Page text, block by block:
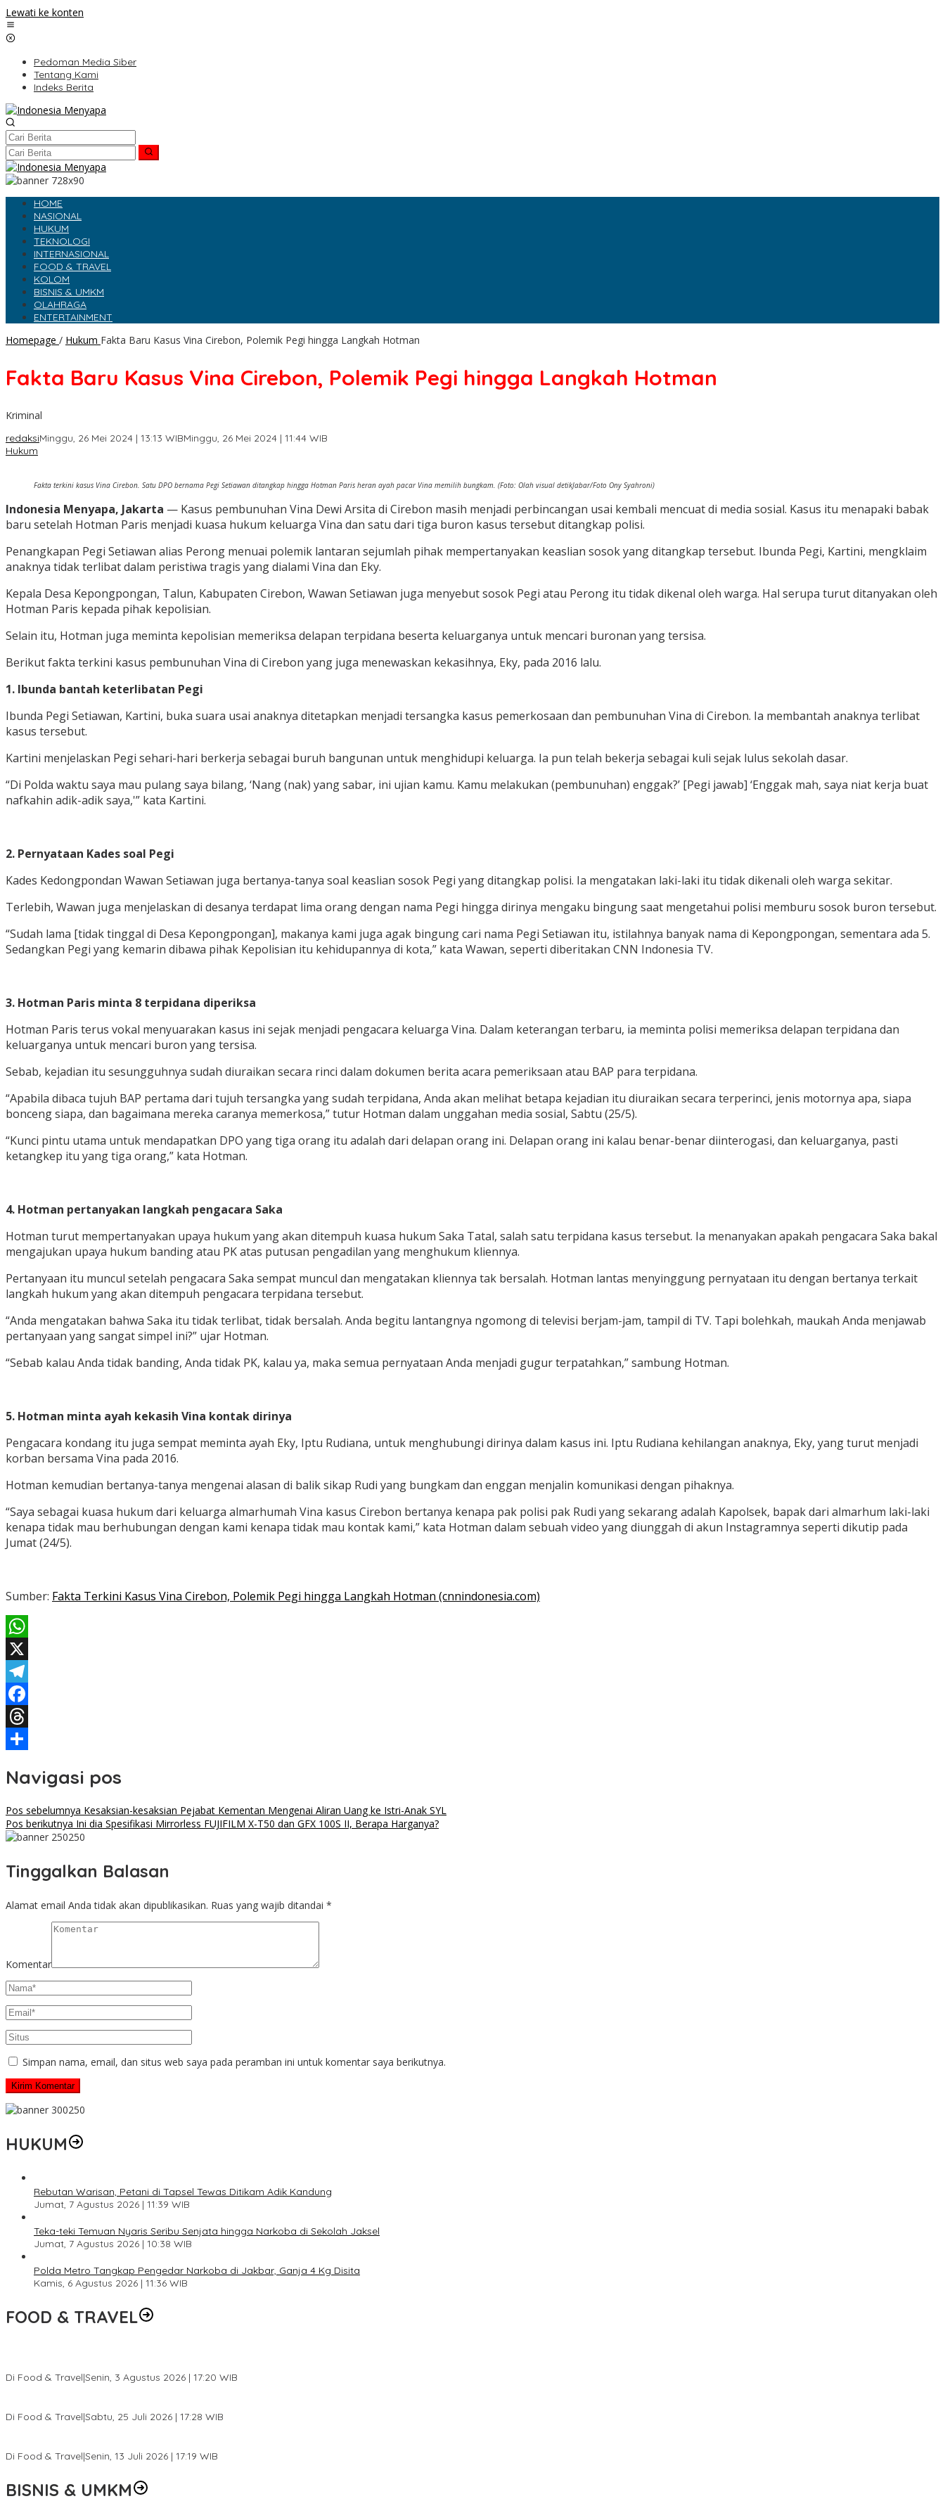
Lewati ke konten
Pedoman Media Siber
Tentang Kami
Indeks Berita
HOME
NASIONAL
HUKUM
TEKNOLOGI
INTERNASIONAL
FOOD & TRAVEL
KOLOM
BISNIS & UMKM
OLAHRAGA
ENTERTAINMENT
Homepage / Hukum Fakta Baru Kasus Vina Cirebon, Polemik Pegi hingga Langkah Hotman
Fakta Baru Kasus Vina Cirebon, Polemik Pegi hingga Langkah Hotman
Kriminal
redaksiMinggu, 26 Mei 2024 | 13:13 WIBMinggu, 26 Mei 2024 | 11:44 WIB
Hukum
Fakta terkini kasus Vina Cirebon. Satu DPO bernama Pegi Setiawan ditangkap hingga Hotman Paris heran ayah pacar Vina memilih bungkam. (Foto: Olah visual detikJabar/Foto Ony Syahroni)
Indonesia Menyapa, Jakarta — Kasus pembunuhan Vina Dewi Arsita di Cirebon masih menjadi perbincangan usai kembali mencuat di media sosial. Kasus itu menapaki babak
baru setelah Hotman Paris menjadi kuasa hukum keluarga Vina dan satu dari tiga buron kasus tersebut ditangkap polisi.
Penangkapan Pegi Setiawan alias Perong menuai polemik lantaran sejumlah pihak mempertanyakan keaslian sosok yang ditangkap tersebut. Ibunda Pegi, Kartini, mengklaim
anaknya tidak terlibat dalam peristiwa tragis yang dialami Vina dan Eky.
Kepala Desa Kepongpongan, Talun, Kabupaten Cirebon, Wawan Setiawan juga menyebut sosok Pegi atau Perong itu tidak dikenal oleh warga. Hal serupa turut ditanyakan oleh
Hotman Paris kepada pihak kepolisian.
Selain itu, Hotman juga meminta kepolisian memeriksa delapan terpidana beserta keluarganya untuk mencari buronan yang tersisa.
Berikut fakta terkini kasus pembunuhan Vina di Cirebon yang juga menewaskan kekasihnya, Eky, pada 2016 lalu.
1. Ibunda bantah keterlibatan Pegi
Ibunda Pegi Setiawan, Kartini, buka suara usai anaknya ditetapkan menjadi tersangka kasus pemerkosaan dan pembunuhan Vina di Cirebon. Ia membantah anaknya terlibat
kasus tersebut.
Kartini menjelaskan Pegi sehari-hari berkerja sebagai buruh bangunan untuk menghidupi keluarga. Ia pun telah bekerja sebagai kuli sejak lulus sekolah dasar.
“Di Polda waktu saya mau pulang saya bilang, ‘Nang (nak) yang sabar, ini ujian kamu. Kamu melakukan (pembunuhan) enggak?’ [Pegi jawab] ‘Enggak mah, saya niat kerja buat
nafkahin adik-adik saya,'” kata Kartini.
2. Pernyataan Kades soal Pegi
Kades Kedongpondan Wawan Setiawan juga bertanya-tanya soal keaslian sosok Pegi yang ditangkap polisi. Ia mengatakan laki-laki itu tidak dikenali oleh warga sekitar.
Terlebih, Wawan juga menjelaskan di desanya terdapat lima orang dengan nama Pegi hingga dirinya mengaku bingung saat mengetahui polisi memburu sosok buron tersebut.
“Sudah lama [tidak tinggal di Desa Kepongpongan], makanya kami juga agak bingung cari nama Pegi Setiawan itu, istilahnya banyak nama di Kepongpongan, sementara ada 5.
Sedangkan Pegi yang kemarin dibawa pihak Kepolisian itu kehidupannya di kota,” kata Wawan, seperti diberitakan CNN Indonesia TV.
3. Hotman Paris minta 8 terpidana diperiksa
Hotman Paris terus vokal menyuarakan kasus ini sejak menjadi pengacara keluarga Vina. Dalam keterangan terbaru, ia meminta polisi memeriksa delapan terpidana dan
keluarganya untuk mencari buron yang tersisa.
Sebab, kejadian itu sesungguhnya sudah diuraikan secara rinci dalam dokumen berita acara pemeriksaan atau BAP para terpidana.
“Apabila dibaca tujuh BAP pertama dari tujuh tersangka yang sudah terpidana, Anda akan melihat betapa kejadian itu diuraikan secara terperinci, jenis motornya apa, siapa
bonceng siapa, dan bagaimana mereka caranya memerkosa,” tutur Hotman dalam unggahan media sosial, Sabtu (25/5).
“Kunci pintu utama untuk mendapatkan DPO yang tiga orang itu adalah dari delapan orang ini. Delapan orang ini kalau benar-benar diinterogasi, dan keluarganya, pasti
ketangkep itu yang tiga orang,” kata Hotman.
4. Hotman pertanyakan langkah pengacara Saka
Hotman turut mempertanyakan upaya hukum yang akan ditempuh kuasa hukum Saka Tatal, salah satu terpidana kasus tersebut. Ia menanyakan apakah pengacara Saka bakal
mengajukan upaya hukum banding atau PK atas putusan pengadilan yang menghukum kliennya.
Pertanyaan itu muncul setelah pengacara Saka sempat muncul dan mengatakan kliennya tak bersalah. Hotman lantas menyinggung pernyataan itu dengan bertanya terkait
langkah hukum yang akan ditempuh pengacara terpidana tersebut.
“Anda mengatakan bahwa Saka itu tidak terlibat, tidak bersalah. Anda begitu lantangnya ngomong di televisi berjam-jam, tampil di TV. Tapi bolehkah, maukah Anda menjawab
pertanyaan yang sangat simpel ini?” ujar Hotman.
“Sebab kalau Anda tidak banding, Anda tidak PK, kalau ya, maka semua pernyataan Anda menjadi gugur terpatahkan,” sambung Hotman.
5. Hotman minta ayah kekasih Vina kontak dirinya
Pengacara kondang itu juga sempat meminta ayah Eky, Iptu Rudiana, untuk menghubungi dirinya dalam kasus ini. Iptu Rudiana kehilangan anaknya, Eky, yang turut menjadi
korban bersama Vina pada 2016.
Hotman kemudian bertanya-tanya mengenai alasan di balik sikap Rudi yang bungkam dan enggan menjalin komunikasi dengan pihaknya.
“Saya sebagai kuasa hukum dari keluarga almarhumah Vina kasus Cirebon bertanya kenapa pak polisi pak Rudi yang sekarang adalah Kapolsek, bapak dari almarhum laki-laki
kenapa tidak mau berhubungan dengan kami kenapa tidak mau kontak kami,” kata Hotman dalam sebuah video yang diunggah di akun Instagramnya seperti dikutip pada
Jumat (24/5).
Sumber: Fakta Terkini Kasus Vina Cirebon, Polemik Pegi hingga Langkah Hotman (cnnindonesia.com)
WhatsApp
X
Telegram
Facebook
Threads
Navigasi pos
Pos sebelumnya Kesaksian-kesaksian Pejabat Kementan Mengenai Aliran Uang ke Istri-Anak SYL
Pos berikutnya Ini dia Spesifikasi Mirrorless FUJIFILM X-T50 dan GFX 100S II, Berapa Harganya?
Tinggalkan Balasan
Alamat email Anda tidak akan dipublikasikan. Ruas yang wajib ditandai *
Komentar
Simpan nama, email, dan situs web saya pada peramban ini untuk komentar saya berikutnya.
HUKUM
Rebutan Warisan, Petani di Tapsel Tewas Ditikam Adik Kandung
Jumat, 7 Agustus 2026 | 11:39 WIB
Teka-teki Temuan Nyaris Seribu Senjata hingga Narkoba di Sekolah Jaksel
Jumat, 7 Agustus 2026 | 10:38 WIB
Polda Metro Tangkap Pengedar Narkoba di Jakbar, Ganja 4 Kg Disita
Kamis, 6 Agustus 2026 | 11:36 WIB
FOOD & TRAVEL
Di Food & Travel|Senin, 3 Agustus 2026 | 17:20 WIB
Di Food & Travel|Sabtu, 25 Juli 2026 | 17:28 WIB
Di Food & Travel|Senin, 13 Juli 2026 | 17:19 WIB
BISNIS & UMKM